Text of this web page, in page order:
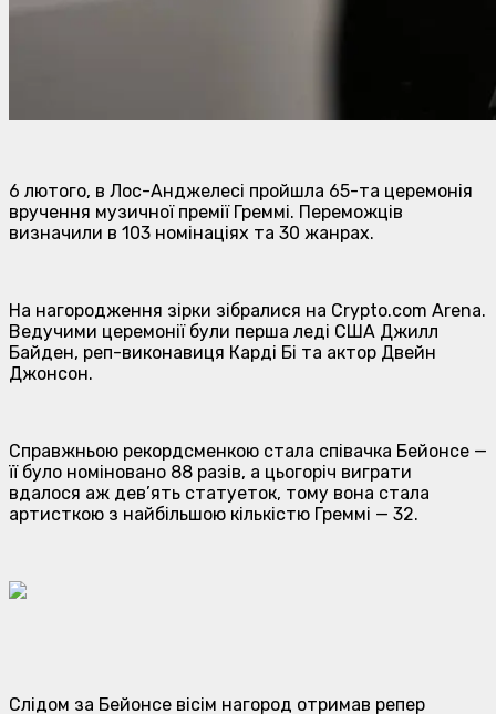
6 лютого, в Лос-Анджелесі пройшла 65-та церемонія
вручення музичної премії Греммі. Переможців
визначили в 103 номінаціях та 30 жанрах.
На нагородження зірки зібралися на Crypto.com Arena.
Ведучими церемонії були перша леді США Джилл
Байден, реп-виконавиця Карді Бі та актор Двейн
Джонсон.
Справжньою рекордсменкою стала співачка Бейонсе —
її було номіновано 88 разів, а цьогоріч виграти
вдалося аж дев’ять статуеток, тому вона стала
артисткою з найбільшою кількістю Греммі — 32.
Слідом за Бейонсе вісім нагород отримав репер